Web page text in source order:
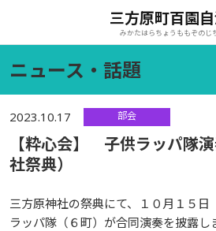
三方原町百園
みかたはらちょうももぞのじ
ニュース・話題
2023.10.17 部会
【粋心会】 子供ラッパ隊
社祭典）
三方原神社の祭典にて、１０月１５日
ラッパ隊（６町）が合同演奏を披露し